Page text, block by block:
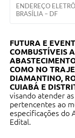
ENDEREÇO
BRASÍLIA – DF
FUTURA E
COMBUSTÍVEIS
COMO NO
DIAMANTINO,
CUIABÁ E
visando atender
pertencentes ao
especificações do
Edital.